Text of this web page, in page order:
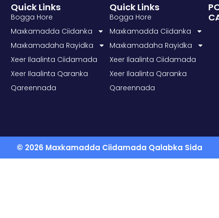
Quick Links
Bogga Hore
Maxkamadda Ciidanka
Maxkamadaha Rayidka
Xeer Ilaalinta Ciidamada
Xeer Ilaalinta Qaranka
Qareennada
Quick Links
Bogga Hore
Maxkamadda Ciidanka
Maxkamadaha Rayidka
Xeer Ilaalinta Ciidamada
Xeer Ilaalinta Qaranka
Qareennada
© 2026 Maxkamadda Ciidamada Qalabka Sida